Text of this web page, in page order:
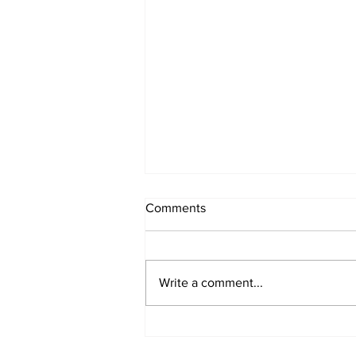
Samen zijn en doen
Comments
Write a comment...